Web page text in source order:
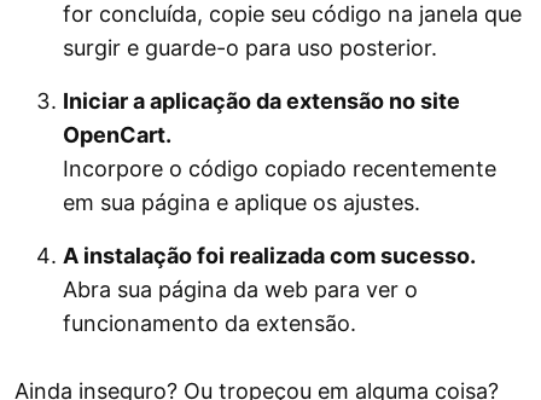
for concluída, copie seu código na janela que
surgir e guarde-o para uso posterior.
Iniciar a aplicação da extensão no site
OpenCart.
Incorpore o código copiado recentemente
em sua página e aplique os ajustes.
A instalação foi realizada com sucesso.
Abra sua página da web para ver o
funcionamento da extensão.
Ainda inseguro? Ou tropeçou em alguma coisa?